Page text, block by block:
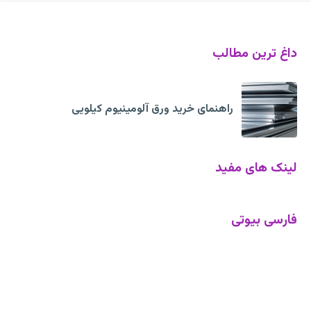
داغ ترین مطالب
راهنمای خرید ورق آلومینیوم کیلویی
لینک های مفید
فارسی بیوتی